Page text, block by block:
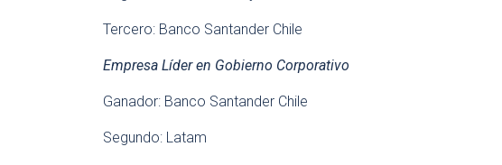
Tercero: Banco Santander Chile
Empresa Líder en Gobierno Corporativo
Ganador: Banco Santander Chile
Segundo: Latam